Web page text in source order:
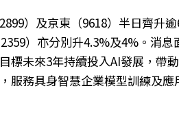
）及京東（9618）半日齊升
2359）亦分別升4.3%及4%。消
標未來3年持續投入AI發展，帶
服務具身智慧企業模型訓練及應